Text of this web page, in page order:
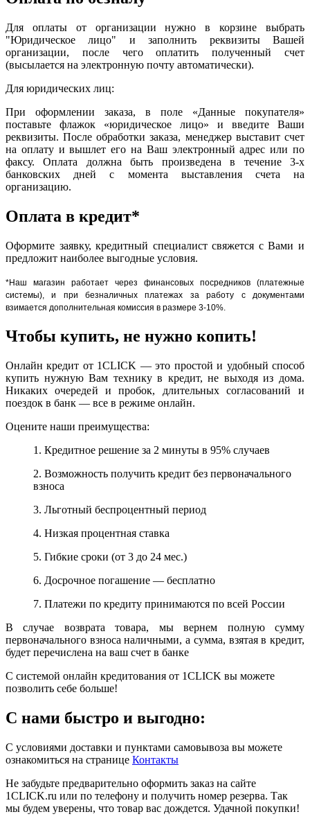
Для оплаты от организации нужно в корзине выбрать
"Юридическое лицо" и заполнить реквизиты Вашей
организации, после чего оплатить полученный счет
(высылается на электронную почту автоматически).
Для юридических лиц:
При оформлении заказа, в поле «Данные покупателя»
поставьте флажок «юридическое лицо» и введите Ваши
реквизиты. После обработки заказа, менеджер выставит счет
на оплату и вышлет его на Ваш электронный адрес или по
факсу. Оплата должна быть произведена в течение 3-х
банковских дней с момента выставления счета на
организацию.
Оплата в кредит*
Оформите заявку, кредитный специалист свяжется с Вами и
предложит наиболее выгодные условия.
*Наш магазин работает через финансовых посредников (платежные
системы), и при безналичных платежах за работу с документами
взимается дополнительная комиссия в размере 3-10%.
Чтобы купить, не нужно копить!
Онлайн кредит от 1CLICK — это простой и удобный способ
купить нужную Вам технику в кредит, не выходя из дома.
Никаких очередей и пробок, длительных согласований и
поездок в банк — все в режиме онлайн.
Оцените наши преимущества:
1. Кредитное решение за 2 минуты в 95% случаев
2. Возможность получить кредит без первоначального
взноса
3. Льготный беспроцентный период
4. Низкая процентная ставка
5. Гибкие сроки (от 3 до 24 мес.)
6. Досрочное погашение — бесплатно
7. Платежи по кредиту принимаются по всей России
В случае возврата товара, мы вернем полную сумму
первоначального взноса наличными, а сумма, взятая в кредит,
будет перечислена на ваш счет в банке
С системой онлайн кредитования от 1CLICK вы можете
позволить себе больше!
С нами быстро и выгодно:
С условиями доставки и пунктами самовывоза вы можете
ознакомиться на странице Контакты
Не забудьте предварительно оформить заказ на сайте
1CLICK.ru или по телефону и получить номер резерва. Так
мы будем уверены, что товар вас дождется. Удачной покупки!